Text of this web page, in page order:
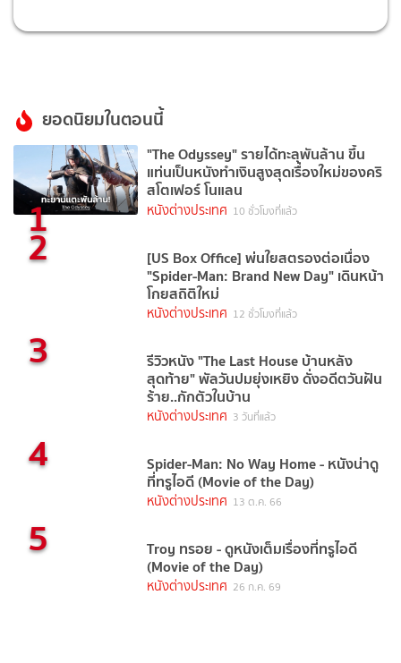
ยอดนิยมในตอนนี้
1
"The Odyssey" รายได้ทะลุพันล้าน ขึ้น
แท่นเป็นหนังทำเงินสูงสุดเรื่องใหม่ของคริ
สโตเฟอร์ โนแลน
หนังต่างประเทศ 10 ชั่วโมงที่แล้ว
2 [US Box Office] พ่นใยสตรองต่อเนื่อง
"Spider-Man: Brand New Day" เดินหน้า
โกยสถิติใหม่
หนังต่างประเทศ 12 ชั่วโมงที่แล้ว
3 รีวิวหนัง "The Last House บ้านหลัง
สุดท้าย" พัลวันปมยุ่งเหยิง ดั่งอดีตวันฝัน
ร้าย..กักตัวในบ้าน
หนังต่างประเทศ 3 วันที่แล้ว
4 Spider-Man: No Way Home - หนังน่าดู
ที่ทรูไอดี (Movie of the Day)
หนังต่างประเทศ 13 ต.ค. 66
5 Troy ทรอย - ดูหนังเต็มเรื่องที่ทรูไอดี
(Movie of the Day)
หนังต่างประเทศ 26 ก.ค. 69